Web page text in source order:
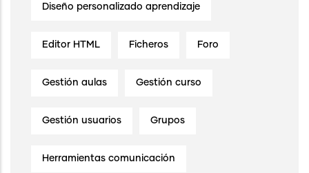
Diseño personalizado aprendizaje
Editor HTML Ficheros Foro
Gestión aulas Gestión curso
Gestión usuarios Grupos
Herramientas comunicación